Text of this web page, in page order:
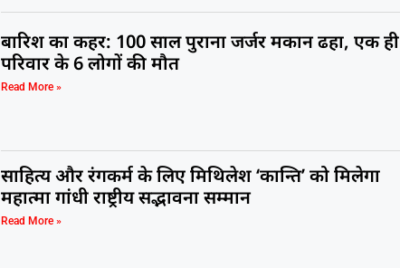
बारिश का कहर: 100 साल पुराना जर्जर मकान ढहा, एक ही
परिवार के 6 लोगों की मौत
Read More »
साहित्य और रंगकर्म के लिए मिथिलेश ‘कान्ति’ को मिलेगा
महात्मा गांधी राष्ट्रीय सद्भावना सम्मान
Read More »